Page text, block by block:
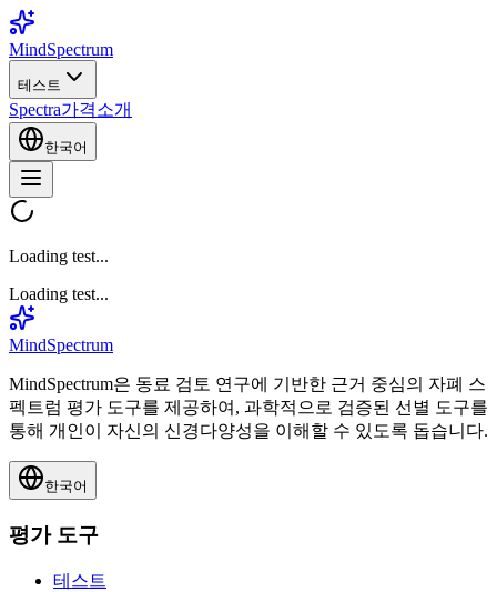
MindSpectrum
테스트
Spectra가격소개
한국어
Loading test...
Loading test...
MindSpectrum
MindSpectrum은 동료 검토 연구에 기반한 근거 중심의 자폐 스
펙트럼 평가 도구를 제공하여, 과학적으로 검증된 선별 도구를
통해 개인이 자신의 신경다양성을 이해할 수 있도록 돕습니다.
한국어
평가 도구
테스트